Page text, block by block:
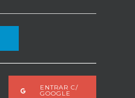
ENTRAR C/
GOOGLE